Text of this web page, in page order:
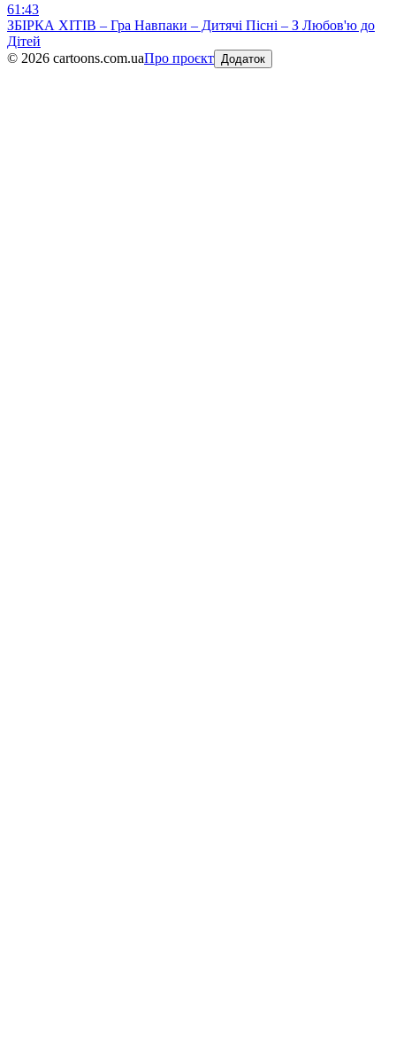
61:43
ЗБІРКА ХІТІВ – Гра Навпаки – Дитячі Пісні – З Любов'ю до
Дітей
© 2026 cartoons.com.uaПро проєкт Додаток